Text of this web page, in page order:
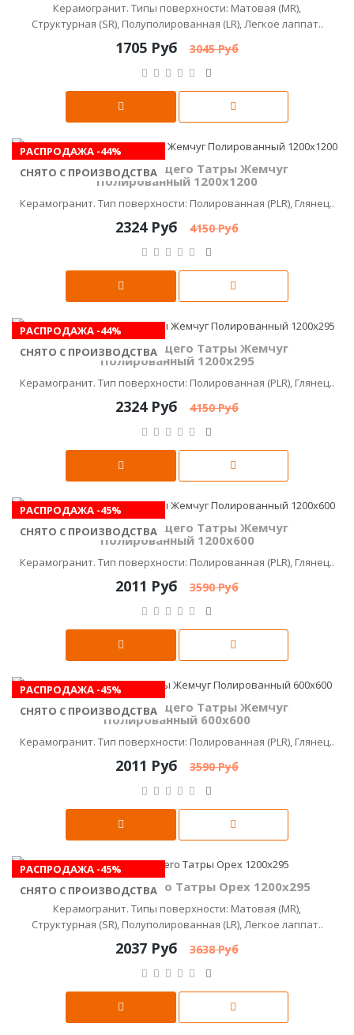
Керамогранит. Типы поверхности: Матовая (MR),
Структурная (SR), Полуполированная (LR), Легкое лаппат..
1705 Руб 3045 Руб
РАСПРОДАЖА -44%
СНЯТО С ПРОИЗВОДСТВА
Керамика Будущего Татры Жемчуг
Полированный 1200х1200
Керамогранит. Тип поверхности: Полированная (PLR), Глянец..
2324 Руб 4150 Руб
РАСПРОДАЖА -44%
СНЯТО С ПРОИЗВОДСТВА
Керамика Будущего Татры Жемчуг
Полированный 1200х295
Керамогранит. Тип поверхности: Полированная (PLR), Глянец..
2324 Руб 4150 Руб
РАСПРОДАЖА -45%
СНЯТО С ПРОИЗВОДСТВА
Керамика Будущего Татры Жемчуг
Полированный 1200х600
Керамогранит. Тип поверхности: Полированная (PLR), Глянец..
2011 Руб 3590 Руб
РАСПРОДАЖА -45%
СНЯТО С ПРОИЗВОДСТВА
Керамика Будущего Татры Жемчуг
Полированный 600x600
Керамогранит. Тип поверхности: Полированная (PLR), Глянец..
2011 Руб 3590 Руб
РАСПРОДАЖА -45%
СНЯТО С ПРОИЗВОДСТВА
Керамика Будущего Татры Орех 1200x295
Керамогранит. Типы поверхности: Матовая (MR),
Структурная (SR), Полуполированная (LR), Легкое лаппат..
2037 Руб 3638 Руб